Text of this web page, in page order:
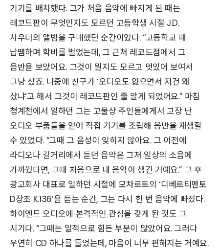
기기를 배치했다. 그가 처음 음악에 빠지게 된 때는
레코드판이 무엇인지도 모르던 고등학생 시절 J.D.
사우더의 앨범을 구매했던 순간이었다. “고등학교 때
납땜하며 학비를 벌었는데, 그 근처 레코드점에서 그
음반을 보았어요. 그것이 뭔지도 모르고 멋있어 보여서
그냥 샀죠. 나중에 친구가 ‘오디오도 없으면서 저건 왜
샀냐’고 해서 그것이 레코드판인 줄 알게 되었어요.” 마침
청계천에서 일하던 그는 고물상 주인들에게서 고장 난
오디오 부품들을 얻어 직접 기기를 조립해 음반을 재생할
수 있었다. “그때 그 음성이 잊히지 않아요. 그 이전에
라디오나 길거리에서 듣던 음악은 그저 일상의 소음에
가까웠다면, 그때 처음으로 내 음악이 생긴 거예요.” 그 후
광고회사 대표로 일하던 시절에 모차르트의 ‘디베르티멘토
D장조 K.136’을 듣는 순간, 그는 다시 한 번 음악에 빠졌다.
하이엔드 오디오에 본격적인 관심을 갖게 된 것도 그
시기다. “그때는 일적으로 힘든 부분이 많았어요. 그러다
우연히 CD 하나를 틀었는데, 마음이 너무 편해지는 거예요.